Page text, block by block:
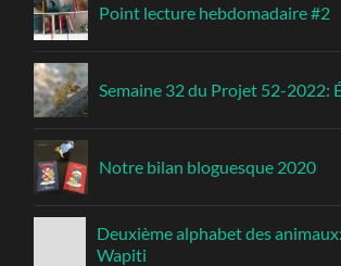
Point lecture hebdomadaire #2
Semaine 32 du Projet 52-2022:
Notre bilan bloguesque 2020
Deuxième alphabet des
Wapiti